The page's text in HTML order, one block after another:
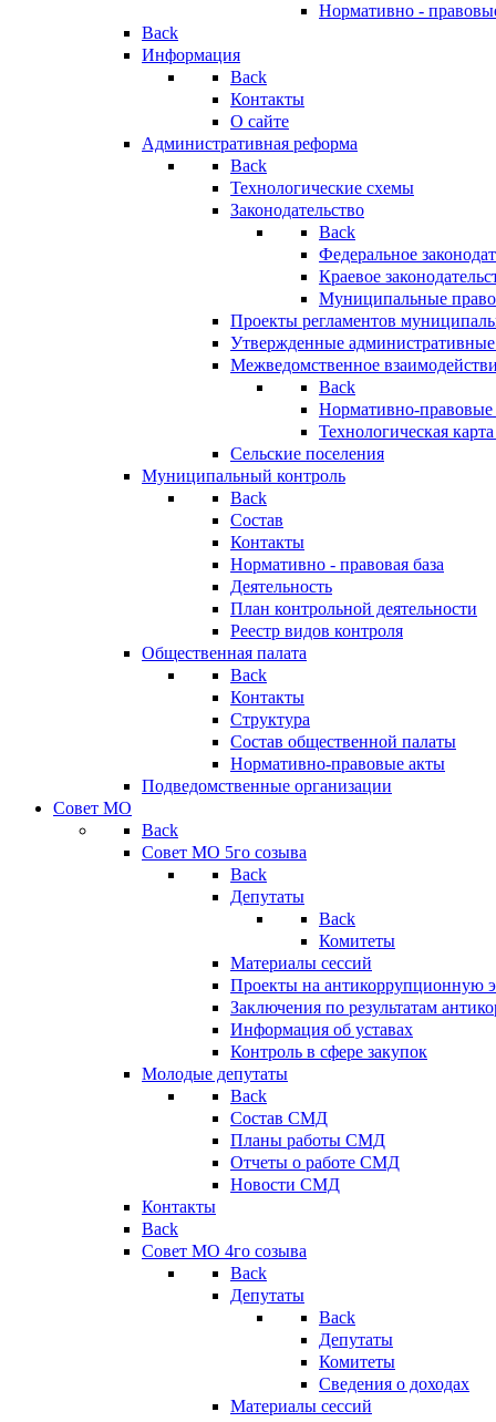
Нормативно -
Back
Информация
Back
Контакты
О сайте
Административная реформа
Back
Технологические схемы
Законодательство
Back
Федеральное
Краевое
Муниципальные
Проекты регламентов
Утвержденные
Межведомственное
Back
Нормативно-правовые
Технологическая
Сельские поселения
Муниципальный контроль
Back
Состав
Контакты
Нормативно - правовая база
Деятельность
План контрольной деятельности
Реестр видов контроля
Общественная палата
Back
Контакты
Структура
Состав общественной палаты
Нормативно-правовые акты
Подведомственные организации
Совет МО
Back
Совет МО 5го созыва
Back
Депутаты
Back
Комитеты
Материалы сессий
Проекты на антикоррупционную
Заключения по результатам
Информация об уставах
Контроль в сфере закупок
Молодые депутаты
Back
Состав СМД
Планы работы СМД
Отчеты о работе СМД
Новости СМД
Контакты
Back
Совет МО 4го созыва
Back
Депутаты
Back
Депутаты
Комитеты
Сведения о доходах
Материалы сессий